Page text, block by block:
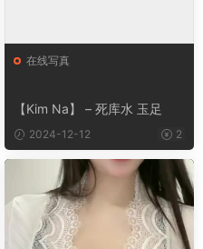
在线写真
【Kim Na】 – 死库水 玉足
2024-12-12 2